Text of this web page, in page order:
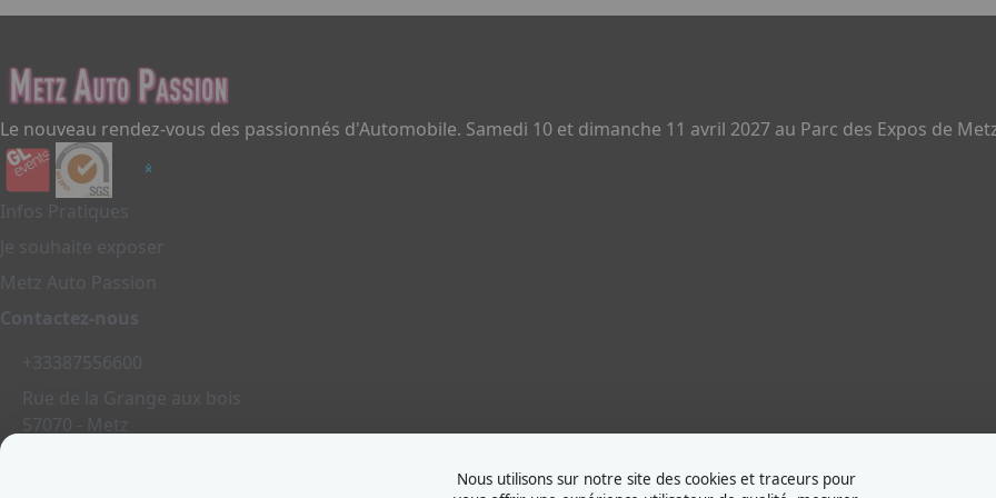
Le nouveau rendez-vous des passionnés d'Automobile. Samedi 10 et dimanche 11 avril 2027 au Parc des Expos de
Infos Pratiques
Je souhaite exposer
Metz Auto Passion
Contactez-nous
+33387556600
Rue de la Grange aux bois
57070 - Metz
Nous utilisons sur notre site des cookies et traceurs pour